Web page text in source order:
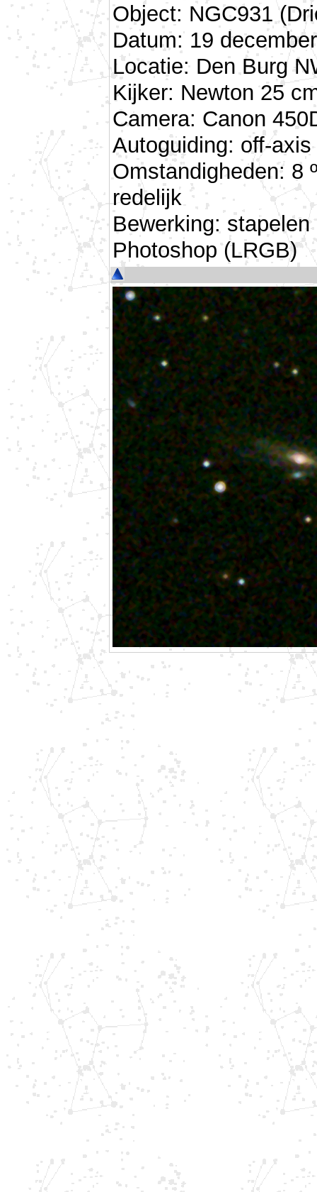
Object: NGC931
Datum: 19
Locatie: Den Burg
Kijker: Newton 25
Camera: Canon
Autoguiding: off-
Omstandigheden: 8
redelijk
Bewerking:
Photoshop (LRGB)